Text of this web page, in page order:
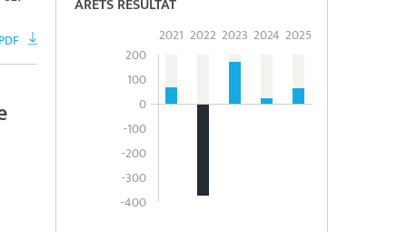
ÅRETS RESULTAT
200
100
0
-100
-200
-300
-400
2021 2022 2023 2024 2025